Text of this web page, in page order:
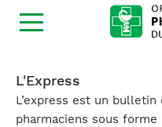
Ouvrir
la
L'Express
L’express est un
pharmaciens sous forme